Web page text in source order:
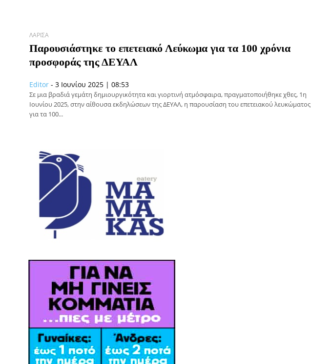
ΛΆΡΙΣΑ
Παρουσιάστηκε το επετειακό Λεύκωμα για τα 100 χρόνια
προσφοράς της ΔΕΥΑΛ
Editor - 3 Ιουνίου 2025 | 08:53
Σε μια βραδιά γεμάτη δημιουργικότητα και γιορτινή ατμόσφαιρα, πραγματοποιήθηκε χθες, 1η
Ιουνίου 2025, στην αίθουσα εκδηλώσεων της ΔΕΥΑΛ, η παρουσίαση του επετειακού λευκώματος
για τα 100...